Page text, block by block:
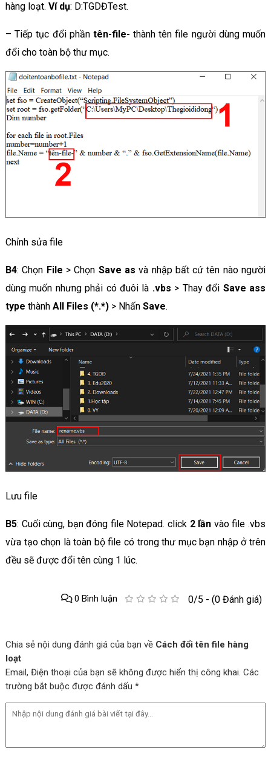
hàng loạt. Ví dụ: D:TGDĐTest.
– Tiếp tục đổi phần tên-file-thành tên file người dùng muốn
đổi cho toàn bộ thư mục.
Chỉnh sửa file
B4: Chọn File > Chọn Save as và nhập bất cứ tên nào người
dùng muốn nhưng phải có đuôi là .vbs > Thay đổi Save ass
type thành All Files (*.*) > Nhấn Save.
Lưu file
B5: Cuối cùng, bạn đóng file Notepad. click 2 lần vào file .vbs
vừa tạo chọn là toàn bộ file có trong thư mục bạn nhập ở trên
đều sẽ được đổi tên cùng 1 lúc.
0/5 - (0 Đánh giá)
0 Bình luận
Chia sẻ nội dung đánh giá của bạn về Cách đổi tên file hàng
loạt
Email, Điện thoại của bạn sẽ không được hiển thị công khai. Các
trường bắt buộc được đánh dấu *